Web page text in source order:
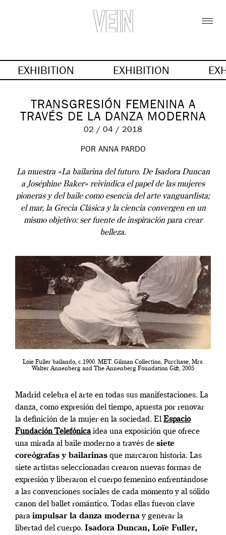
EXHIBITION EXHIBITION
TRANSGRESIÓN FEMENINA A
TRAVÉS DE LA DANZA MODERNA
02 / 04 / 2018
POR ANNA PARDO
La muestra «La bailarina del futuro. De Isadora Duncan
a Joséphine Baker» reivindica el papel de las mujeres
pioneras y del baile como esencia del arte vanguardista;
el mar, la Grecia Clásica y la ciencia convergen en un
mismo objetivo: ser fuente de inspiración para crear
belleza.
Loie Fuller bailando, c.1900. MET. Gilman Collection, Purchase, Mrs.
Walter Annenberg and The Annenberg Foundation Gift, 2005
Madrid celebra el arte en todas sus manifestaciones. La
danza, como expresión del tiempo, apuesta por renovar
la definición de la mujer en la sociedad. El Espacio
Fundación Telefónicaidea una exposición que ofrece
una mirada al baile moderno a través de siete
coreógrafas y bailarinas que marcaron historia. Las
siete artistas seleccionadas crearon nuevas formas de
expresión y liberaron el cuerpo femenino enfrentándose
a las convenciones sociales de cada momento y al sólido
canon del ballet romántico. Todas ellas fueron clave
para impulsar la danza modernay generar la
libertad del cuerpo. Isadora Duncan, Loïe Fuller,